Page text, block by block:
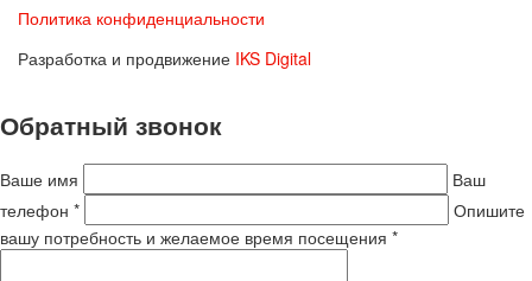
Политика конфиденциальности
Разработка и продвижение IKS Digital
Обратный звонок
Ваше имя
Ваш
телефон *
Опишите
вашу потребность и желаемое время посещения *